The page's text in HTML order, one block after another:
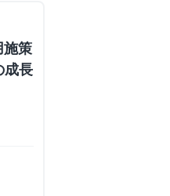
施策
成長